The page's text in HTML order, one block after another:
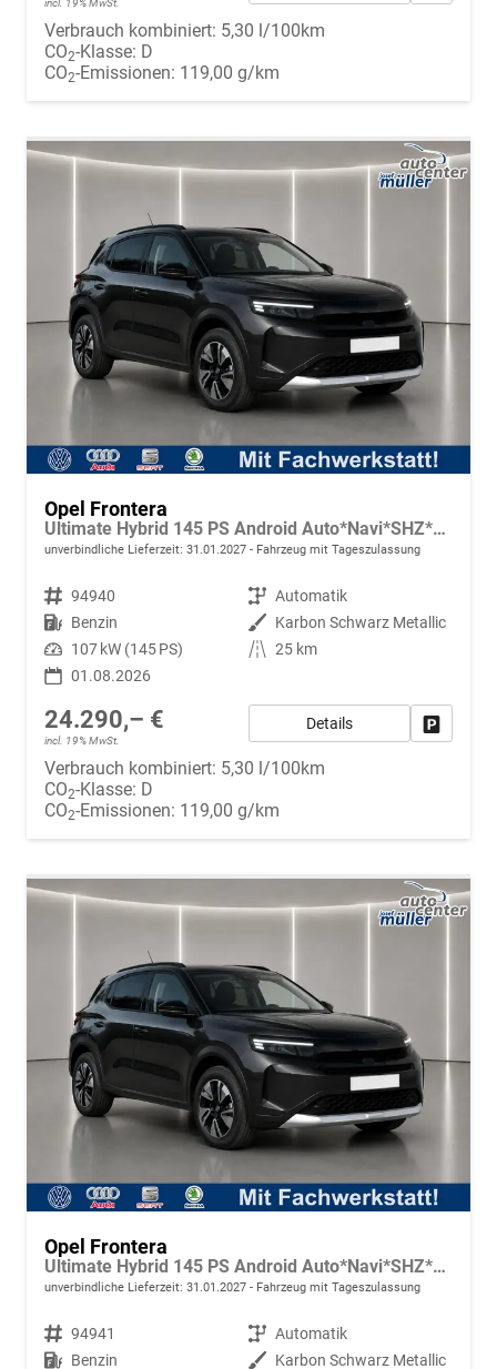
incl. 19% MwSt.
Verbrauch kombiniert: 5,30 l/100km
CO2-Klasse: D
CO2-Emissionen: 119,00 g/km
Opel Frontera
Ultimate Hybrid 145 PS Android Auto*Navi*SHZ*Tech Paket GS*Kamera*Klimaauto
unverbindliche Lieferzeit: 31.01.2027 Fahrzeug mit Tageszulassung
Fahrzeugnr. 94940 Getriebe Automatik
Kraftstoff Benzin Außenfarbe Karbon Schwarz Metallic
Leistung 107 kW (145 PS) Kilometerstand 25 km
01.08.2026
24.290,– €
incl. 19% MwSt.
Details
Verbrauch kombiniert: 5,30 l/100km
CO2-Klasse: D
CO2-Emissionen: 119,00 g/km
Opel Frontera
Ultimate Hybrid 145 PS Android Auto*Navi*SHZ*Tech Paket GS*Kamera*Klimaauto
unverbindliche Lieferzeit: 31.01.2027 Fahrzeug mit Tageszulassung
Fahrzeugnr. 94941 Getriebe Automatik
Kraftstoff Benzin Außenfarbe Karbon Schwarz Metallic